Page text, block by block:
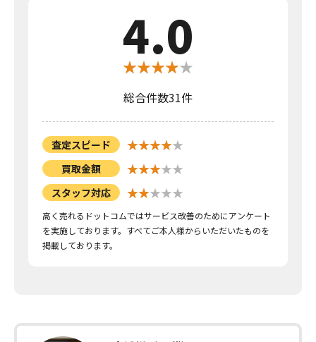
4.0
総合件数31件
査定スピード
買取金額
スタッフ対応
高く売れるドットコムではサービス改善のためにアンケート
を実施しております。すべてご本人様からいただいたものを
掲載しております。